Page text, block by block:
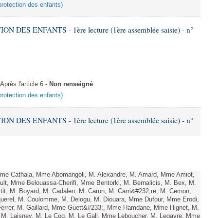
des enfants)
DES ENFANTS - 1ère lecture (1ère assemblée saisie) - n°
l'article 6 - Non renseigné
des enfants)
DES ENFANTS - 1ère lecture (1ère assemblée saisie) - n°
Cathala, Mme Abomangoli, M. Alexandre, M. Amard, Mme Amiot,
Mme Belouassa-Cherifi, Mme Bentorki, M. Bernalicis, M. Bex, M.
M. Boyard, M. Cadalen, M. Caron, M. Carri&#232;re, M. Cernon,
M. Coulomme, M. Delogu, M. Diouara, Mme Dufour, Mme Erodi,
M. Gaillard, Mme Guett&#233;, Mme Hamdane, Mme Hignet, M.
Laisney, M. Le Coq, M. Le Gall, Mme Leboucher, M. Legavre, Mme